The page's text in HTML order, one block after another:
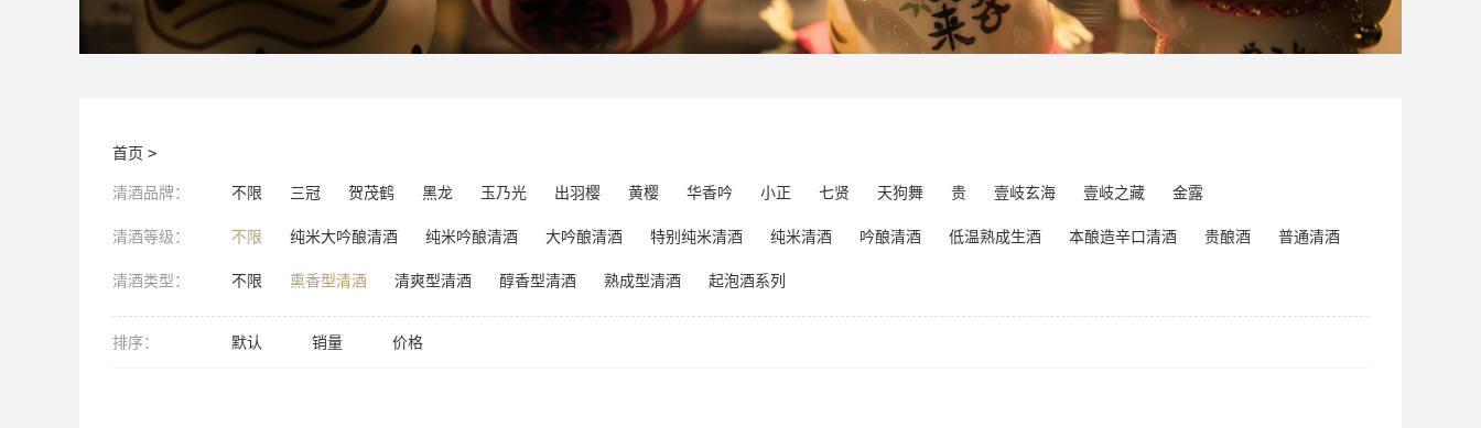
首页 >
清酒品牌： 不限 三冠 贺茂鹤 黑龙 玉乃光 出羽樱 黄樱 华香吟 小正 七贤 天狗舞 贵 壹岐玄海 壹岐之藏 金露
清酒等级： 不限 纯米大吟酿清酒 纯米吟酿清酒 大吟酿清酒 特别纯米清酒 纯米清酒 吟酿清酒 低温熟成生酒 本酿造辛口清酒 贵酿酒 普通清酒
清酒类型： 不限 熏香型清酒 清爽型清酒 醇香型清酒 熟成型清酒 起泡酒系列
排序： 默认 销量 价格